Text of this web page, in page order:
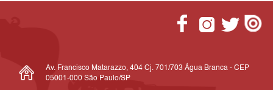
Av. Francisco Matarazzo, 404 Cj. 701/703 Água Branca - CEP
05001-000 São Paulo/SP